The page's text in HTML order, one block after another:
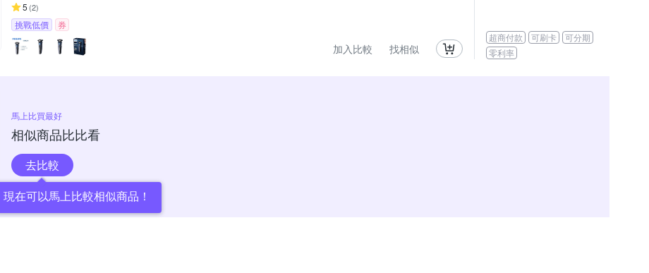
5 (2)
挑戰低價 券
加入比較 找相似
超商付款 可刷卡
可分期
零利率
馬上比買最好
相似商品比比看
去比較
現在可以馬上比較相似商品！